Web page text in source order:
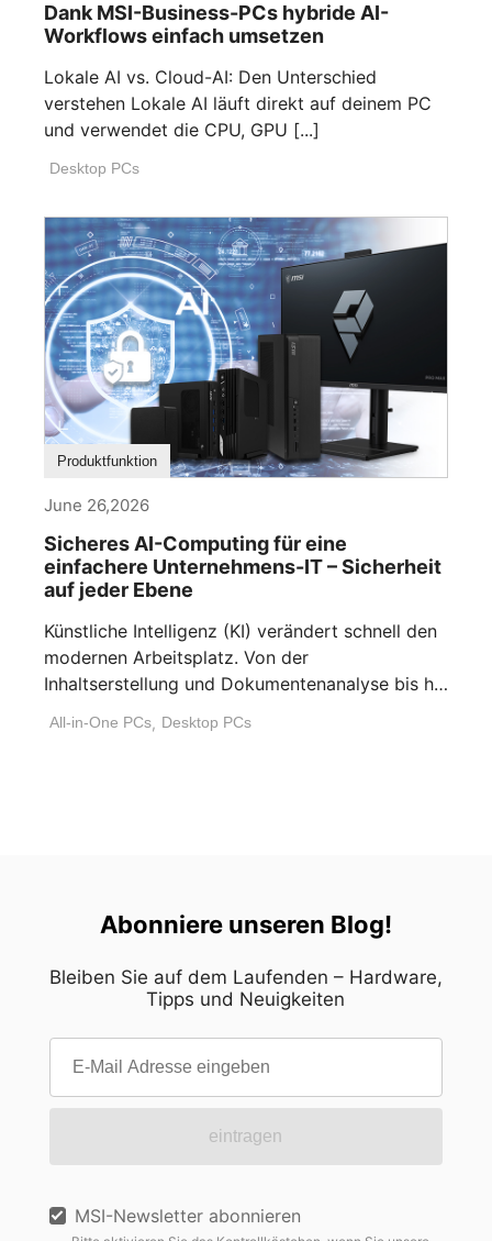
Dank MSI-Business-PCs hybride AI-
Workflows einfach umsetzen
Lokale AI vs. Cloud-AI: Den Unterschied
verstehen Lokale AI läuft direkt auf deinem PC
und verwendet die CPU, GPU [...]
Desktop PCs
Produktfunktion
June 26,2026
Sicheres AI-Computing für eine
einfachere Unternehmens-IT – Sicherheit
auf jeder Ebene
Künstliche Intelligenz (KI) verändert schnell den
modernen Arbeitsplatz. Von der
Inhaltserstellung und Dokumentenanalyse bis hin
All-in-One PCs, Desktop PCs
Abonniere unseren Blog!
Bleiben Sie auf dem Laufenden – Hardware,
Tipps und Neuigkeiten
eintragen
MSI-Newsletter abonnieren